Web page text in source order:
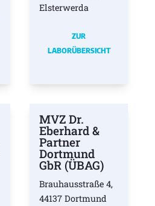
Elsterwerda
ZUR
LABORÜBERSICHT
MVZ Dr.
Eberhard &
Partner
Dortmund
GbR (ÜBAG)
Brauhausstraße 4,
44137 Dortmund